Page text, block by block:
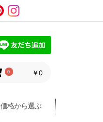
0 ￥0
価格から選ぶ